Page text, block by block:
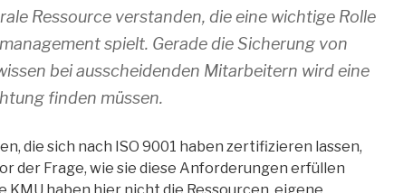
Ressource verstanden, die eine wichtige Rolle
spielt. Gerade die Sicherung von
bei ausscheidenden Mitarbeitern wird eine
finden müssen.
die sich nach ISO 9001 haben zertifizieren lassen,
der Frage, wie sie diese Anforderungen erfüllen